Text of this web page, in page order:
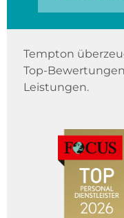
Tempton
Top-
Leistungen.